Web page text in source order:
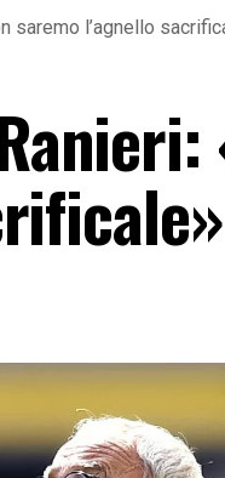
saremo l’agnello